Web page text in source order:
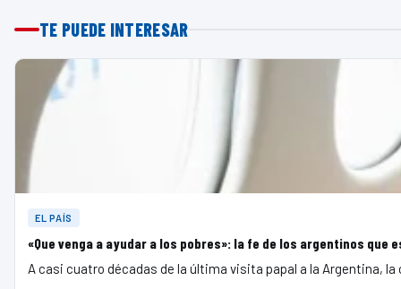
TE PUEDE INTERESAR
EL PAÍS
«Que venga a ayudar a los pobres»: la fe de los argentinos que
A casi cuatro décadas de la última visita papal a la Argentina,